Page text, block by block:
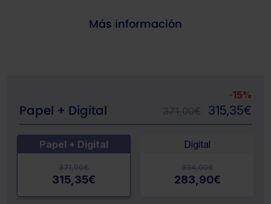
Más información
Papel + Digital
-15%
371,00€ 315,35€
Papel + Digital
371,00€
315,35€
Digital
334,00€
283,90€